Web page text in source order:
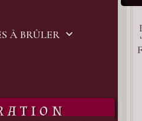
À BRÛLER